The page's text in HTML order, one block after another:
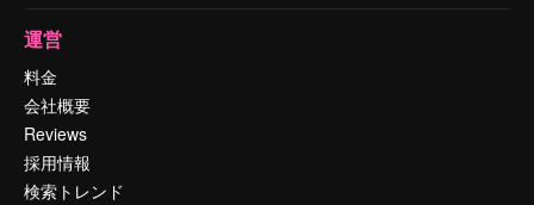
運営
料金
会社概要
Reviews
採用情報
検索トレンド